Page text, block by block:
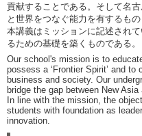
貢献することである。そして名
と世界をつなぐ能力を有するもの
本講義はミッションに記述され
るための基礎を築くものである。
Our school's mission is to
possess a ʻFrontier Spiritʼ and
business and society. Our
bridge the gap between New
In line with the mission, the
students with foundation as
innovation.